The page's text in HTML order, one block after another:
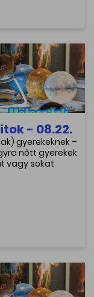
- 08.22.
gyerekeknek –
nőtt gyerekek
vagy sokat